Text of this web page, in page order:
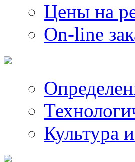
Цены на
On-line
Культура